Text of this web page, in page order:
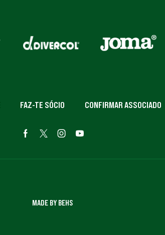
FAZ-TE SÓCIO CONFIRMAR ASSOCIADO
MADE BY BEHS